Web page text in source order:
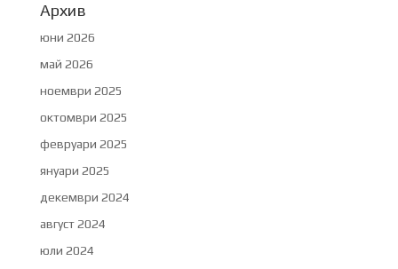
Архив
юни 2026
май 2026
ноември 2025
октомври 2025
февруари 2025
януари 2025
декември 2024
август 2024
юли 2024